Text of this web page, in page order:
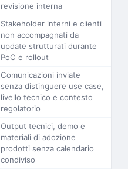
revisione interna
Stakeholder interni e clienti
non accompagnati da
update strutturati durante
PoC e rollout
Comunicazioni inviate
senza distinguere use case,
livello tecnico e contesto
regolatorio
Output tecnici, demo e
materiali di adozione
prodotti senza calendario
condiviso